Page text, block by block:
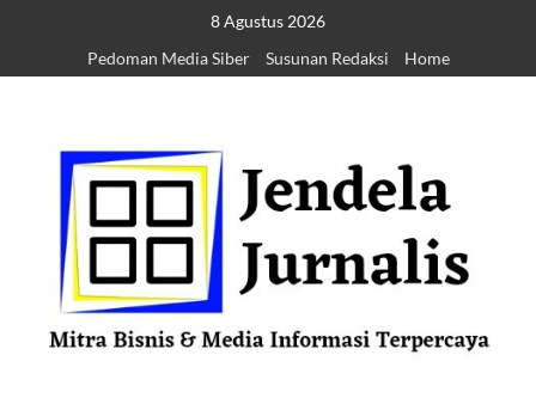
8 Agustus 2026
Pedoman Media Siber
Susunan Redaksi Home